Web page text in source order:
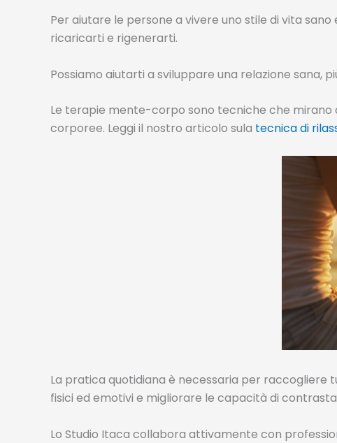
Per aiutare le persone a vivere uno stile di vita
ricaricarti e rigenerarti.
Possiamo aiutarti a sviluppare una relazione sana,
Le terapie mente-corpo sono tecniche che mirano
corporee. Leggi il nostro articolo sula tecnica di
La pratica quotidiana è necessaria per raccogliere
fisici ed emotivi e migliorare le capacità di
Lo Studio Itaca collabora attivamente con